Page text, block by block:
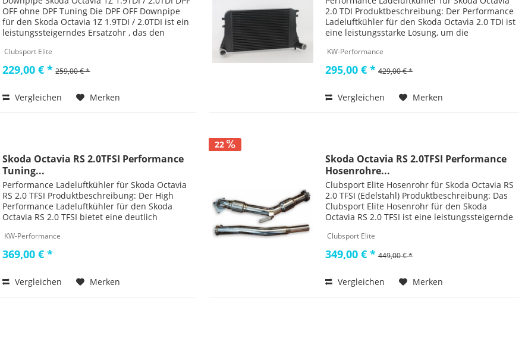
OFF ohne DPF Tuning Die DPF OFF Downpipe
für den Skoda Octavia 1Z 1.9TDI / 2.0TDI ist ein
leistungssteigerndes Ersatzohr , das den
verbesserte...
Clubsport Elite
229,00 € * 259,00 € *
Vergleichen Merken
2.0 TDI Produktbeschreibung: Der Performance
Ladeluftkühler für den Skoda Octavia 2.0 TDI ist
eine leistungsstarke Lösung, um die
Effizienz Ihres...
KW-Performance
295,00 € * 429,00 € *
Vergleichen Merken
Skoda Octavia RS 2.0TFSI Performance
Tuning...
Performance Ladeluftkühler für Skoda Octavia
RS 2.0 TFSI Produktbeschreibung: Der High
Performance Ladeluftkühler für den Skoda
Octavia RS 2.0 TFSI bietet eine deutlich
optimierte...
KW-Performance
369,00 € *
Vergleichen Merken
22
Skoda Octavia RS 2.0TFSI Performance
Hosenrohre...
Clubsport Elite Hosenrohr für Skoda Octavia RS
2.0 TFSI (Edelstahl) Produktbeschreibung: Das
Clubsport Elite Hosenrohr für den Skoda
Octavia RS 2.0 TFSI ist eine leistungssteigernde
den...
Clubsport Elite
349,00 € * 449,00 € *
Vergleichen Merken